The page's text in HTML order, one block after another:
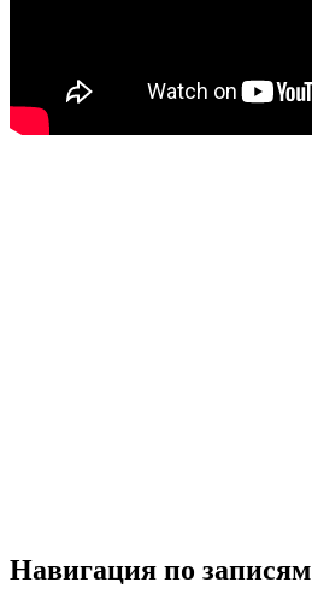
Навигация по записям